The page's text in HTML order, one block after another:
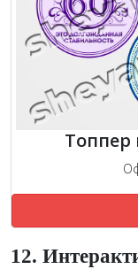
Топпер
12.